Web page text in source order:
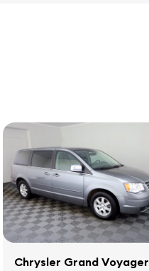
Chrysler Grand Voyager